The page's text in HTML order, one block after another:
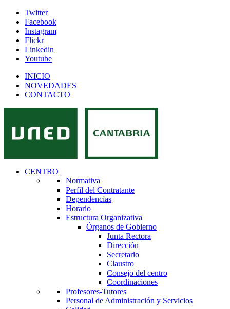
Twitter
Facebook
Instagram
Flickr
Linkedin
Youtube
INICIO
NOVEDADES
CONTACTO
CENTRO
Normativa
Perfil del Contratante
Dependencias
Horario
Estructura Organizativa
Órganos de Gobierno
Junta Rectora
Dirección
Secretario
Claustro
Consejo del centro
Coordinaciones
Profesores-Tutores
Personal de Administración y Servicios